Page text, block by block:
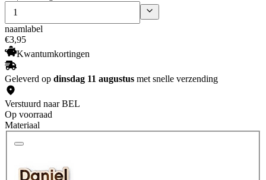
naamlabel
€3,95
Kwantumkortingen
Geleverd op dinsdag 11 augustus met snelle verzending
Verstuurd naar BEL
Op voorraad
Materiaal